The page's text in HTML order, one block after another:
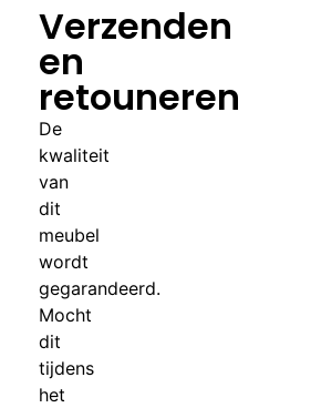
Verzenden
en
retouneren
De
kwaliteit
van
dit
meubel
wordt
gegarandeerd.
Mocht
dit
tijdens
het